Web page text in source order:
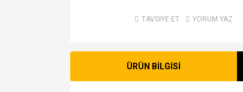
TAVSİYE ET YORUM YAZ
ÜRÜN BİLGİSİ